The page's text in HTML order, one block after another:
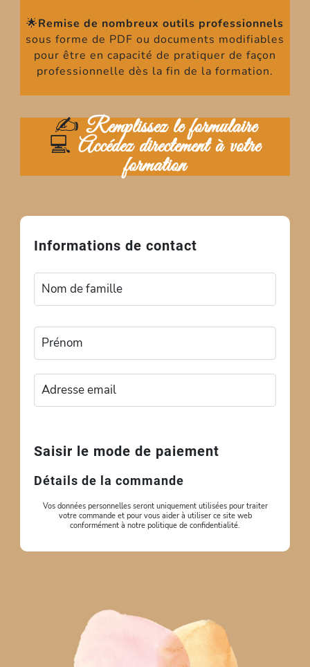
🌟Remise de nombreux outils professionnels
sous forme de PDF ou documents modifiables
pour être en capacité de pratiquer de façon
professionnelle dès la fin de la formation.
✍️ Remplissez le formulaire
💻 Accédez directement à votre
formation
Informations de contact
Saisir le mode de paiement
Détails de la commande
Vos données personnelles seront uniquement utilisées pour traiter
votre commande et pour vous aider à utiliser ce site web
conformément à notre politique de confidentialité.